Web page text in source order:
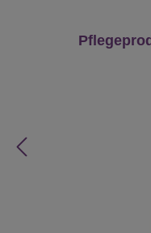
Produktgalerie